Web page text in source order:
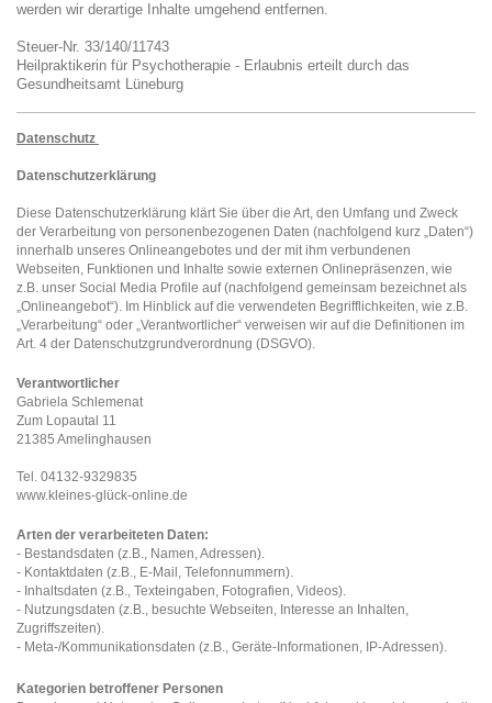
werden wir derartige Inhalte umgehend entfernen.
Steuer-Nr. 33/140/11743
Heilpraktikerin für Psychotherapie - Erlaubnis erteilt durch das
Gesundheitsamt Lüneburg
Datenschutz
Datenschutzerklärung
Diese Datenschutzerklärung klärt Sie über die Art, den Umfang und Zweck
der Verarbeitung von personenbezogenen Daten (nachfolgend kurz „Daten“)
innerhalb unseres Onlineangebotes und der mit ihm verbundenen
Webseiten, Funktionen und Inhalte sowie externen Onlinepräsenzen, wie
z.B. unser Social Media Profile auf (nachfolgend gemeinsam bezeichnet als
„Onlineangebot“). Im Hinblick auf die verwendeten Begrifflichkeiten, wie z.B.
„Verarbeitung“ oder „Verantwortlicher“ verweisen wir auf die Definitionen im
Art. 4 der Datenschutzgrundverordnung (DSGVO).
Verantwortlicher
Gabriela Schlemenat
Zum Lopautal 11
21385 Amelinghausen
Tel. 04132-9329835
www.kleines-glück-online.de
Arten der verarbeiteten Daten:
- Bestandsdaten (z.B., Namen, Adressen).
- Kontaktdaten (z.B., E-Mail, Telefonnummern).
- Inhaltsdaten (z.B., Texteingaben, Fotografien, Videos).
- Nutzungsdaten (z.B., besuchte Webseiten, Interesse an Inhalten,
Zugriffszeiten).
- Meta-/Kommunikationsdaten (z.B., Geräte-Informationen, IP-Adressen).
Kategorien betroffener Personen